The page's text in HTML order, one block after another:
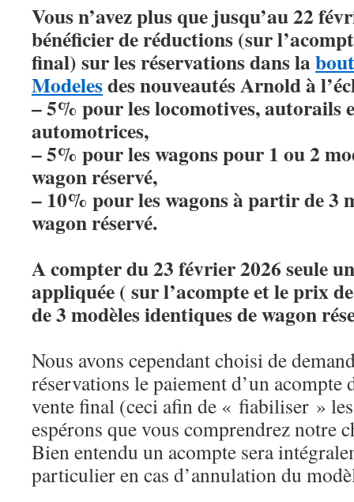
Vous n’avez plus que jusqu’au 22
bénéficier de réductions (sur
final) sur les réservations dans la
Modelesdes nouveautés Arnold à
– 5% pour les locomotives, autorails
automotrices,
– 5% pour les wagons pour 1 ou 2
wagon réservé,
– 10% pour les wagons à partir de 3
wagon réservé.
A compter du 23 février 2026 seule
appliquée ( sur l’acompte et le prix
de 3 modèles identiques de wagon
Nous avons cependant choisi de
réservations le paiement d’un
vente final (ceci afin de « fiabiliser »
espérons que vous comprendrez notre
Bien entendu un acompte sera
particulier en cas d’annulation du